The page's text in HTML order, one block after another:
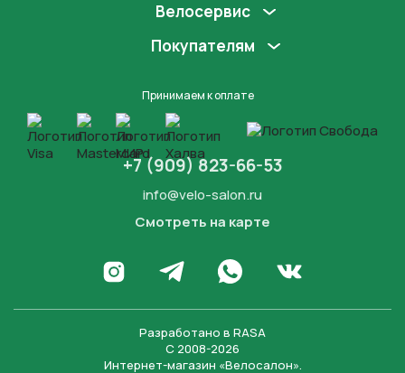
Велосервис
Покупателям
Принимаем к оплате
+7 (909) 823-66-53
info@velo-salon.ru
Смотреть на карте
Перейти в Инстаграм
Написать в Телеграм
Написать в WhatsApp
Перейти во
Разработано в RASA
С 2008-2026
Интернет-магазин «Велосалон».